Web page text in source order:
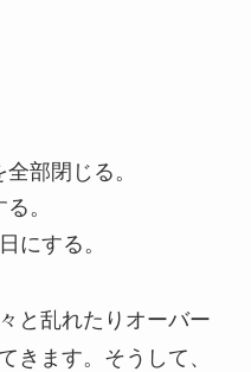
部閉じる。
。
にする。
と乱れたりオーバー
きます。 そうして、